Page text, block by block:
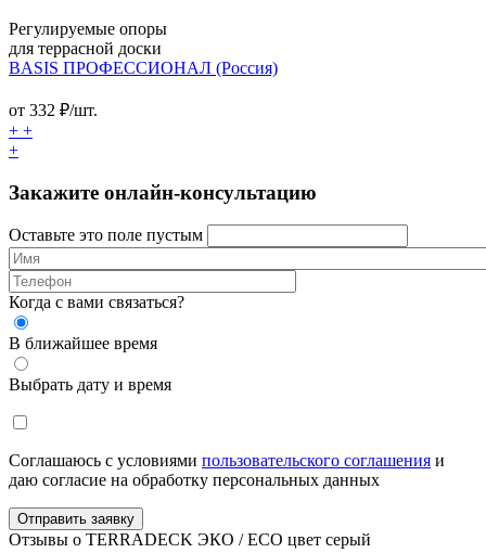
Регулируемые опоры
для террасной доски
BASIS ПРОФЕССИОНАЛ (Россия)
от 332 ₽/шт.
+ +
+
Закажите онлайн-консультацию
Оставьте это поле пустым
Когда с вами связаться?
В ближайшее время
Выбрать дату и время
Соглашаюсь с условиями пользовательского соглашения и
даю согласие на обработку персональных данных
Отправить заявку
Отзывы о TERRADECK ЭКО / ECO цвет серый